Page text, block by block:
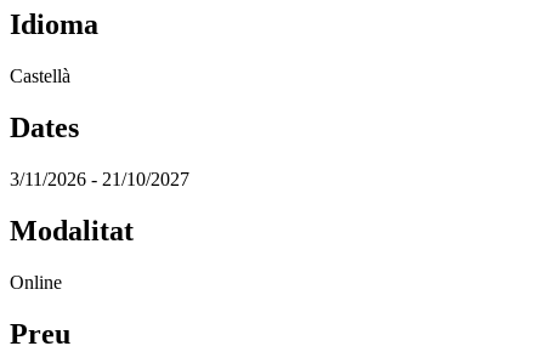
Idioma
Castellà
Dates
3/11/2026 - 21/10/2027
Modalitat
Online
Preu